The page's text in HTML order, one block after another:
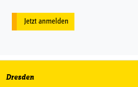
Jetzt anmelden
Dresden